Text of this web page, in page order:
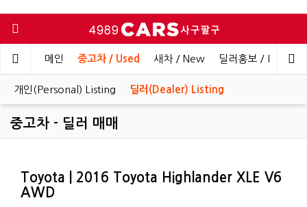
메인 중고차 / Used 새차 / New 딜러홍보 / Dealer
개인(Personal) Listing 딜러(Dealer) Listing
중고차 - 딜러 매매
Toyota | 2016 Toyota Highlander XLE V6
AWD